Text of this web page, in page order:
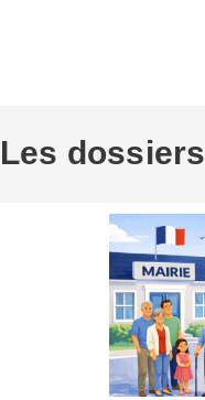
Les dossiers